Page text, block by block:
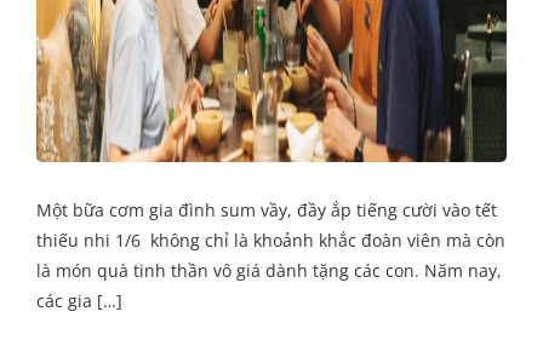
Một bữa cơm gia đình sum vầy, đầy ắp tiếng cười vào tết
thiếu nhi 1/6 không chỉ là khoảnh khắc đoàn viên mà còn
là món quà tinh thần vô giá dành tặng các con. Năm nay,
các gia […]